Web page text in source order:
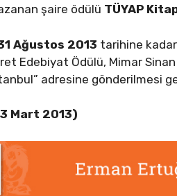
şaire ödülü TÜYAP
Ağustos 2013 tarihine kadar
Edebiyat Ödülü, Mimar
adresine gönderilmesi
Mart 2013)